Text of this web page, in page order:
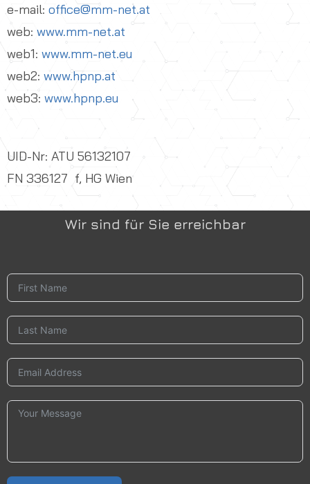
e-mail: office@mm-net.at
web: www.mm-net.at
web1: www.mm-net.eu
web2: www.hpnp.at
web3: www.hpnp.eu
UID-Nr: ATU 56132107
FN 336127 f, HG Wien
Wir sind für Sie erreichbar